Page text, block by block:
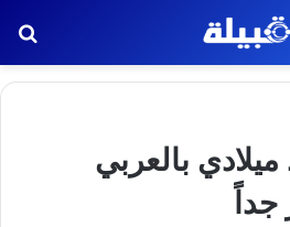
ميلادي بالعربي
جداً